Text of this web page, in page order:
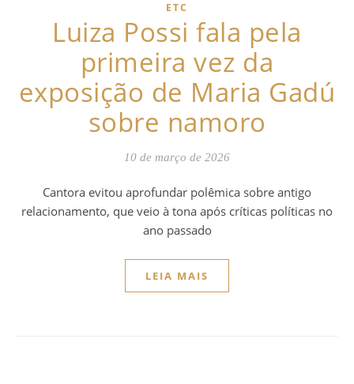
ETC
Luiza Possi fala pela
primeira vez da
exposição de Maria Gadú
sobre namoro
10 de março de 2026
Cantora evitou aprofundar polêmica sobre antigo
relacionamento, que veio à tona após críticas políticas no
ano passado
LEIA MAIS